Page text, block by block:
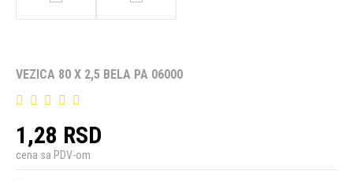
VEZICA 80 X 2,5 BELA PA 06000
1,28 RSD
cena sa PDV-om